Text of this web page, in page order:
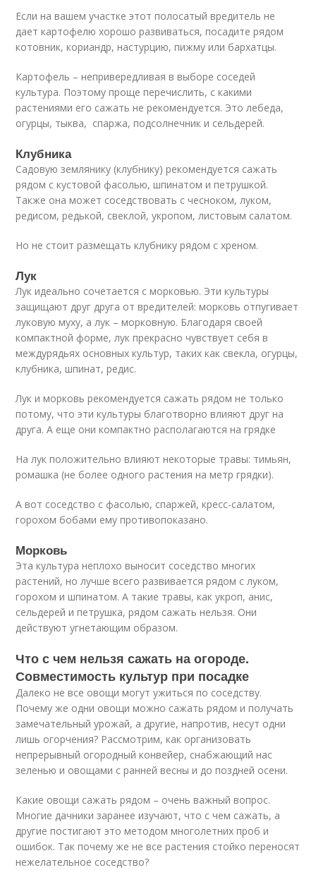
Если на вашем участке этот полосатый вредитель не
дает картофелю хорошо развиваться, посадите рядом
котовник, кориандр, настурцию, пижму или бархатцы.
Картофель – непривередливая в выборе соседей
культура. Поэтому проще перечислить, с какими
растениями его сажать не рекомендуется. Это лебеда,
огурцы, тыква, спаржа, подсолнечник и сельдерей.
Клубника
Садовую землянику (клубнику) рекомендуется сажать
рядом с кустовой фасолью, шпинатом и петрушкой.
Также она может соседствовать с чесноком, луком,
редисом, редькой, свеклой, укропом, листовым салатом.
Но не стоит размещать клубнику рядом с хреном.
Лук
Лук идеально сочетается с морковью. Эти культуры
защищают друг друга от вредителей: морковь отпугивает
луковую муху, а лук – морковную. Благодаря своей
компактной форме, лук прекрасно чувствует себя в
междурядьях основных культур, таких как свекла, огурцы,
клубника, шпинат, редис.
Лук и морковь рекомендуется сажать рядом не только
потому, что эти культуры благотворно влияют друг на
друга. А еще они компактно располагаются на грядке
На лук положительно влияют некоторые травы: тимьян,
ромашка (не более одного растения на метр грядки).
А вот соседство с фасолью, спаржей, кресс-салатом,
горохом бобами ему противопоказано.
Морковь
Эта культура неплохо выносит соседство многих
растений, но лучше всего развивается рядом с луком,
горохом и шпинатом. А такие травы, как укроп, анис,
сельдерей и петрушка, рядом сажать нельзя. Они
действуют угнетающим образом.
Что с чем нельзя сажать на огороде.
Совместимость культур при посадке
Далеко не все овощи могут ужиться по соседству.
Почему же одни овощи можно сажать рядом и получать
замечательный урожай, а другие, напротив, несут одни
лишь огорчения? Рассмотрим, как организовать
непрерывный огородный конвейер, снабжающий нас
зеленью и овощами с ранней весны и до поздней осени.
Какие овощи сажать рядом – очень важный вопрос.
Многие дачники заранее изучают, что с чем сажать, а
другие постигают это методом многолетних проб и
ошибок. Так почему же не все растения стойко переносят
нежелательное соседство?